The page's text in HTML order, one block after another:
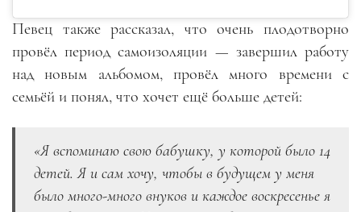
Певец также рассказал, что очень плодотворно
провёл период самоизоляции — завершил работу
над новым альбомом, провёл много времени с
семьёй и понял, что хочет ещё больше детей:
«Я вспоминаю свою бабушку, у которой было 14
детей. Я и сам хочу, чтобы в будущем у меня
было много-много внуков и каждое воскресенье я